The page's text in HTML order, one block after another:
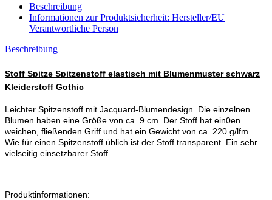
Beschreibung
Informationen zur Produktsicherheit: Hersteller/EU
Verantwortliche Person
Beschreibung
Stoff Spitze Spitzenstoff elastisch mit Blumenmuster schwarz
Kleiderstoff Gothic
Leichter Spitzenstoff mit Jacquard-Blumendesign. Die einzelnen
Blumen haben eine Größe von ca. 9 cm. Der Stoff hat ein0en
weichen, fließenden Griff und hat ein Gewicht von ca. 220 g/lfm.
Wie für einen Spitzenstoff üblich ist der Stoff transparent. Ein sehr
vielseitig einsetzbarer Stoff.
Produktinformationen: